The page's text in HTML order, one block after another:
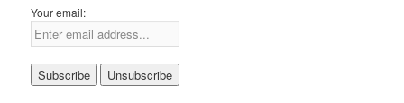
Your email: